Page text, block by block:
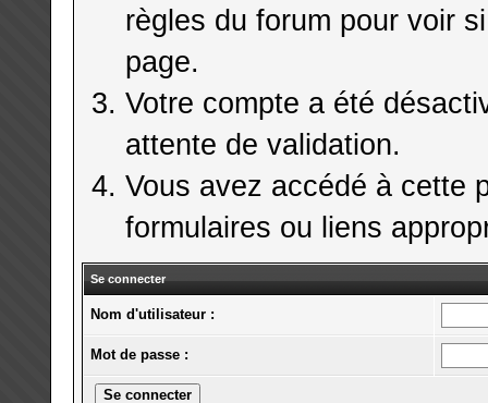
règles du forum pour voir
page.
Votre compte a été
attente de validation.
Vous avez accédé à cette
formulaires ou liens
Se connecter
Nom d'utilisateur :
Mot de passe :